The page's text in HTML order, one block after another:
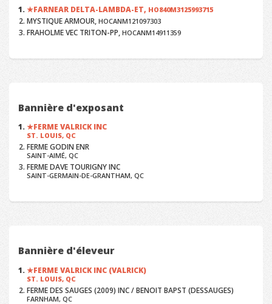
FARNEAR DELTA-LAMBDA-ET, HO840M3125993715
MYSTIQUE ARMOUR,HOCANM121097303
FRAHOLME VEC TRITON-PP,HOCANM14911359
Bannière d'exposant
FERME VALRICK INC
ST. LOUIS, QC
FERME GODIN ENR
SAINT-AIMÉ, QC
FERME DAVE TOURIGNY INC
SAINT-GERMAIN-DE-GRANTHAM, QC
Bannière d'éleveur
FERME VALRICK INC (VALRICK)
ST. LOUIS, QC
FERME DES SAUGES (2009) INC / BENOIT BAPST (DESSAUGES)
FARNHAM, QC